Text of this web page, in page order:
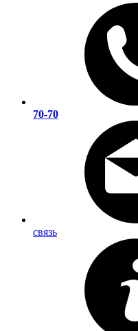
70-70
связь